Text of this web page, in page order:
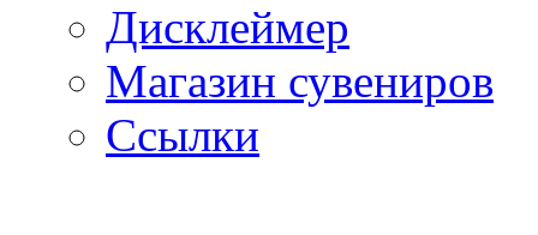
Дисклеймер
Магазин сувениров
Ссылки